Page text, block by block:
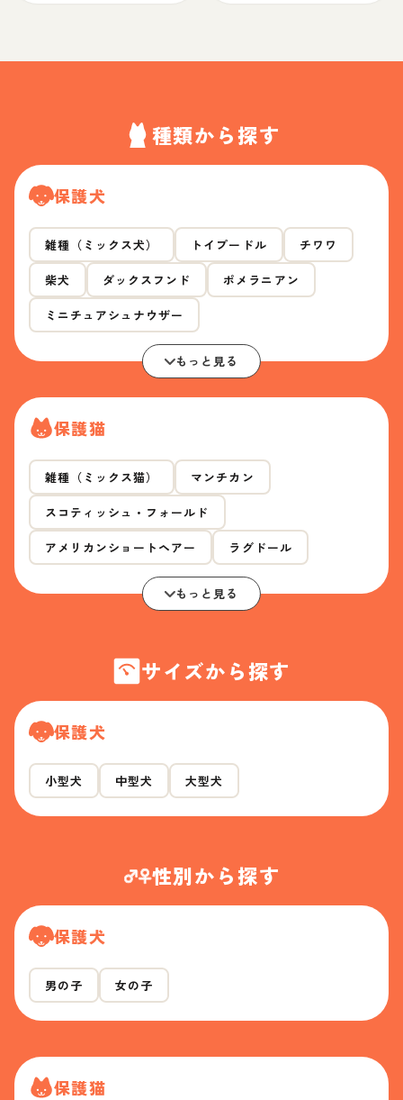
種類から探す
保護犬
雑種（ミックス犬） トイプードル チワワ
柴犬 ダックスフンド ポメラニアン
ミニチュアシュナウザー
もっと見る
保護猫
雑種（ミックス猫） マンチカン
スコティッシュ・フォールド
アメリカンショートヘアー ラグドール
もっと見る
サイズから探す
保護犬
小型犬 中型犬 大型犬
性別から探す
保護犬
男の子 女の子
保護猫